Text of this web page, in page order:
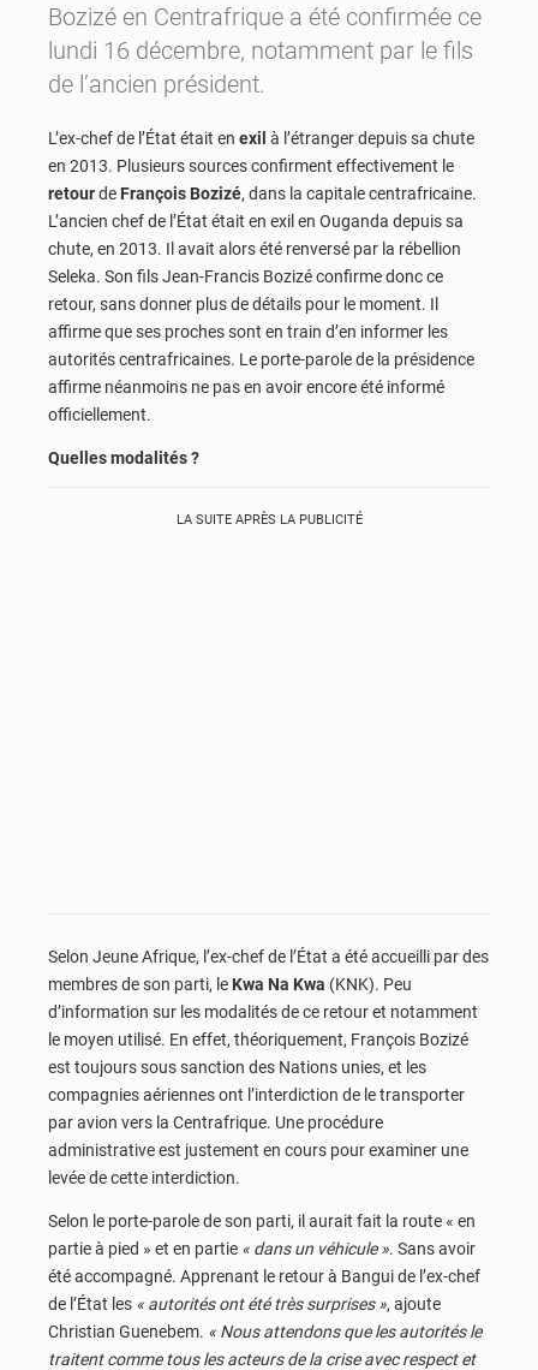
Bozizé en Centrafrique a été confirmée ce
lundi 16 décembre, notamment par le fils
de l’ancien président.
L’ex-chef de l’État était en exil à l’étranger depuis sa chute
en 2013. Plusieurs sources confirment effectivement le
retourde François Bozizé, dans la capitale centrafricaine.
L’ancien chef de l’État était en exil en Ouganda depuis sa
chute, en 2013. Il avait alors été renversé par la rébellion
Seleka. Son fils Jean-Francis Bozizé confirme donc ce
retour, sans donner plus de détails pour le moment. Il
affirme que ses proches sont en train d’en informer les
autorités centrafricaines. Le porte-parole de la présidence
affirme néanmoins ne pas en avoir encore été informé
officiellement.
Quelles modalités ?
LA SUITE APRÈS LA PUBLICITÉ
Selon Jeune Afrique, l’ex-chef de l’État a été accueilli par des
membres de son parti, le Kwa Na Kwa (KNK). Peu
d’information sur les modalités de ce retour et notamment
le moyen utilisé. En effet, théoriquement, François Bozizé
est toujours sous sanction des Nations unies, et les
compagnies aériennes ont l’interdiction de le transporter
par avion vers la Centrafrique. Une procédure
administrative est justement en cours pour examiner une
levée de cette interdiction.
Selon le porte-parole de son parti, il aurait fait la route « en
partie à pied » et en partie « dans un véhicule ». Sans avoir
été accompagné. Apprenant le retour à Bangui de l’ex-chef
de l’État les « autorités ont été très surprises », ajoute
Christian Guenebem. « Nous attendons que les autorités le
traitent comme tous les acteurs de la crise avec respect et